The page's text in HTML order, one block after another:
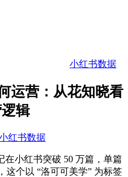
小红书数据
运营：从花知晓看
辑
红书数据
在小红书突破 50 万篇，单篇
这个以 “洛可可美学” 为标签